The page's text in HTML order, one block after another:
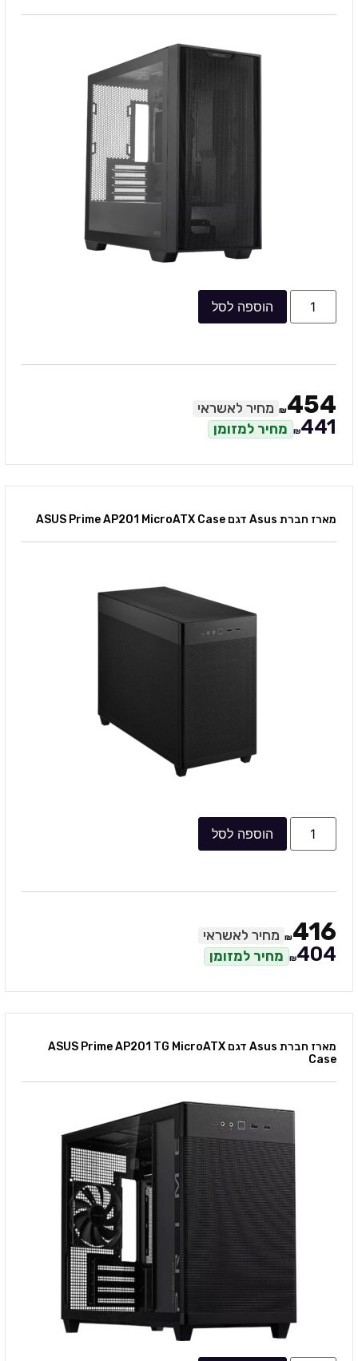
הוספה לסל
₪454 מחיר לאשראי
₪441 מחיר למזומן
מארז חברת Asus דגם ASUS Prime AP201 MicroATX Case
הוספה לסל
₪416 מחיר לאשראי
₪404 מחיר למזומן
מארז חברת Asus דגם ASUS Prime AP201 TG MicroATX
Case